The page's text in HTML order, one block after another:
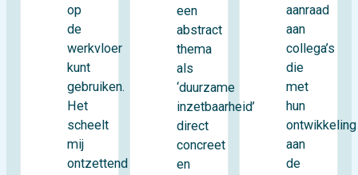
op
de
werkvloer
kunt
gebruiken.
Het
scheelt
mij
ontzettend
een
abstract
thema
als
‘duurzame
inzetbaarheid’
direct
concreet
en
aanraad
aan
collega’s
die
met
hun
ontwikkeling
aan
de